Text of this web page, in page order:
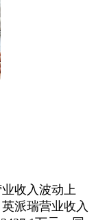
收入波动上
派瑞营业收入